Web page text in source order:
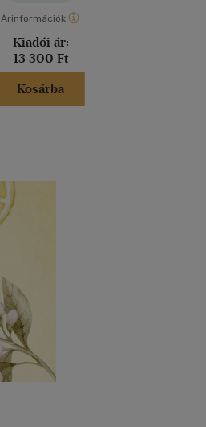
Árinformációk
Kiadói ár:
13 300 Ft
Kosárba